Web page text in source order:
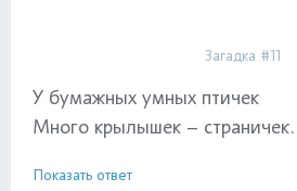
Загадка #11
У бумажных умных птичек
Много крылышек – страничек.
Показать ответ